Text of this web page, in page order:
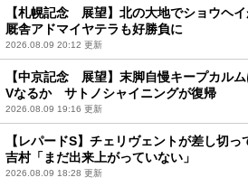
【札幌記念 展望】北の大地でショウヘ
厩舎アドマイヤテラも好勝負に
2026.08.09 20:12 更新
【中京記念 展望】末脚自慢キープカル
Vなるか サトノシャイニングが復帰
2026.08.09 19:16 更新
【レパードS】チェリヴェントが差し切
吉村「まだ出来上がっていない」
2026.08.09 18:28 更新